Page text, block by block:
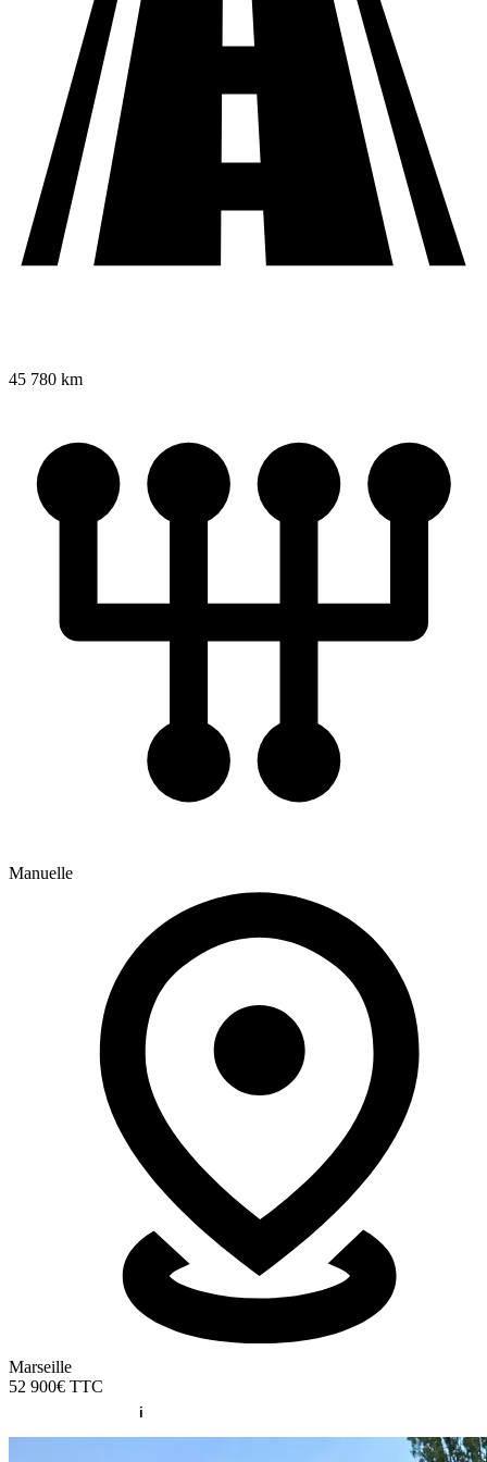
45 780 km
Manuelle
Marseille
52 900€ TTC